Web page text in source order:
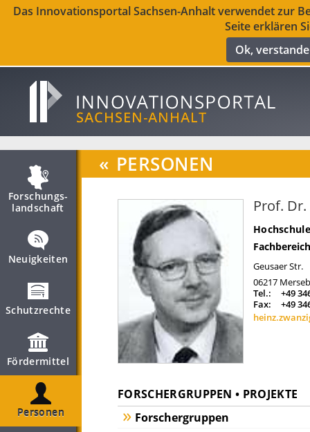
Das Innovationsportal Sachsen-Anhalt verwendet zur
Seite erklären
Ok,
Forschungs­
landschaft
Neuigkeiten
Schutzrechte
Fördermittel
Personen
« PERSONEN
Prof.
Geusaer Str.
06217
Tel.:
+49
Fax:
+49
FORSCHERGRUPPEN • PROJEKTE
Forschergruppen